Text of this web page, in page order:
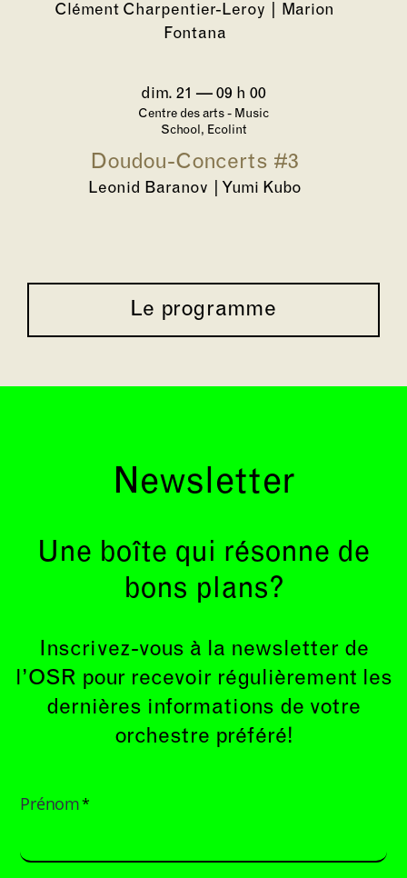
Clément Charpentier-Leroy | Marion
Fontana
dim. 21 — 09 h 00
Centre des arts - Music
School, Ecolint
Doudou-Concerts #3
Leonid Baranov | Yumi Kubo
Le programme
Newsletter
Une boîte qui résonne de
bons plans?
Inscrivez-vous à la newsletter de
l’OSR pour recevoir régulièrement les
dernières informations de votre
orchestre préféré!
Prénom*